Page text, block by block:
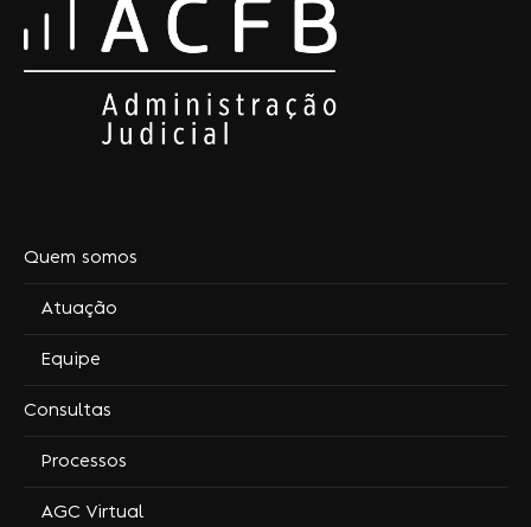
Quem somos
Atuação
Equipe
Consultas
Processos
AGC Virtual